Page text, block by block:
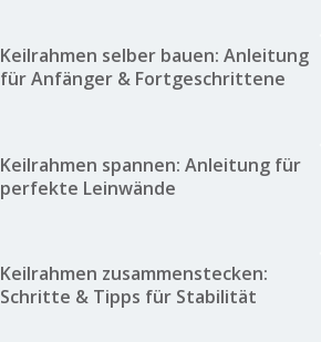
Keilrahmen selber bauen: Anleitung
für Anfänger & Fortgeschrittene
Keilrahmen spannen: Anleitung für
perfekte Leinwände
Keilrahmen zusammenstecken:
Schritte & Tipps für Stabilität